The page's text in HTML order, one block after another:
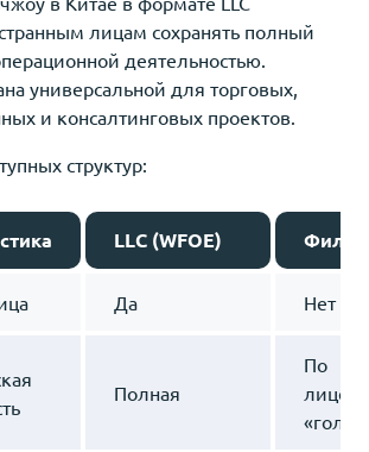
лицам сохранять полный
деятельностью.
универсальной для торговых,
и консалтинговых проектов.
структур:
LLC (WFOE)
Да Нет
Полная
По